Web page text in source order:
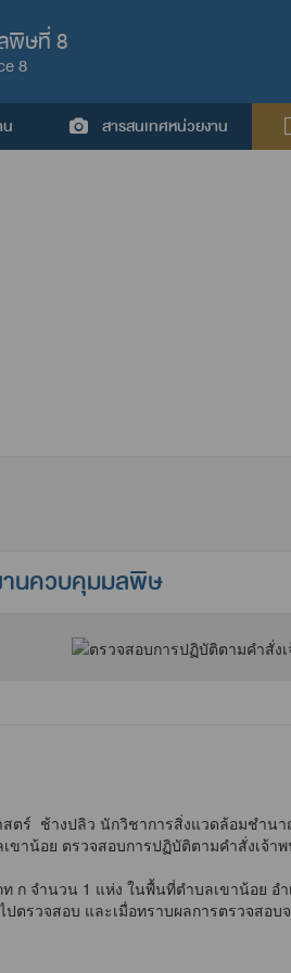
พิษที่ 8
8
สารสนเทศหน่วยงาน
านควบคุมมลพิษ
ตร์ ช้างปลิว นักวิชาการสิ่งแวดล้อมชำน
าน้อย ตรวจสอบการปฏิบัติตามคำสั่งเจ้
ก จำนวน 1 แห่ง ในพื้นที่ตำบลเขาน้อย
ตรวจสอบ และเมื่อทราบผลการตรวจสอ